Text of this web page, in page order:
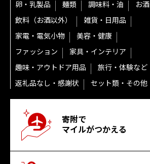
卵・乳製品
麺類 調味料・油
お酒
飲料（お酒以外）
雑貨・日用品
家電・電気小物
美容・健康
ファッション
家具・インテリア
趣味・アウトドア用品
旅行・体験など
返礼品なし・感謝状
セット類・その他
寄附で
マイルがつかえる